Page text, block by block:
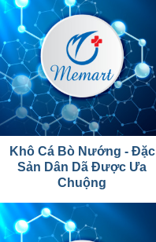
Khô Cá Bò Nướng - Đặc
Sản Dân Dã Được Ưa
Chuộng